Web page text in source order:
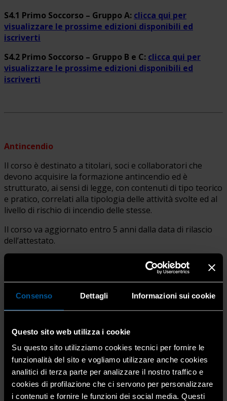
Consenso Dettagli Informazioni sui cookie
Questo sito web utilizza i cookie
Su questo sito utilizziamo cookies tecnici per fornire le
funzionalità del sito e vogliamo utilizzare anche cookies
analitici di terza parte per analizzare il nostro traffico e
cookies di profilazione che ci servono per personalizzare
i contenuti e fornire le funzioni dei social media. Questi
S4.1 Primo Soccorso – Gruppo A: clicca qui per
visualizzare le prossime edizioni disponibili ed
iscriverti
S4.2 Primo Soccorso – Gruppo B e C: clicca qui per
visualizzare le prossime edizioni disponibili ed
iscriverti
Antincendio
Il corso è destinato a titolari, soci e collaboratori che
devono acquisire la formazione antincendio ed è
strutturato, ai sensi di legge, con contenuti di tipo teorico
e pratico, correlati alla tipologia delle attività svolte ed al
livello di rischio di incendio delle stesse.
Il corso va aggiornato entro 5 anni dalla data di rilascio
dell’attestato.
S5.B Antincendio – Rischio Livello 1 (Basso):clicca qui
per visualizzare le prossime edizioni disponibili ed
iscriverti
per visualizzare le prossime edizioni disponibili ed
iscriverti